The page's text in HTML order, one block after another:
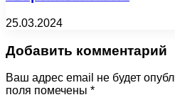
25.03.2024
Добавить комментарий
Ваш адрес email не будет
поля помечены *